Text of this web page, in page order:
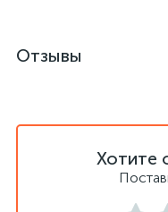
Отзывы
Хотите